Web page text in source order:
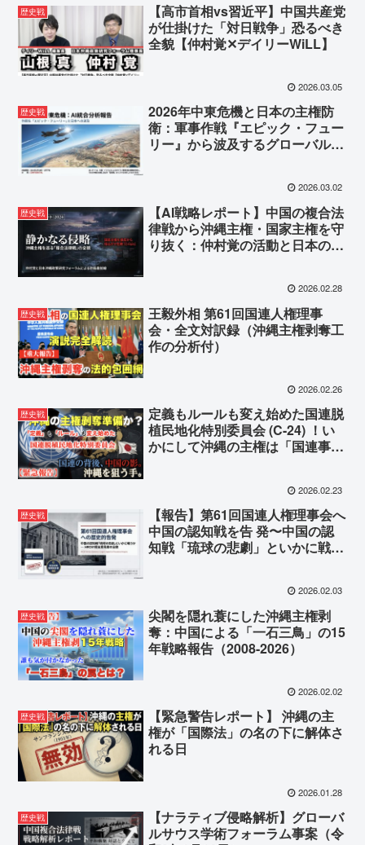
歴史戦
【高市首相vs習近平】中国共産党
が仕掛けた「対日戦争」恐るべき
全貌【仲村覚✕デイリーWiLL】
2026.03.05
歴史戦
2026年中東危機と日本の主権防
衛：軍事作戦『エピック・フュー
リー』から波及するグローバルな
2026.03.02
歴史戦
【AI戦略レポート】中国の複合法
律戦から沖縄主権・国家主権を守
り抜く：仲村覚の活動と日本の国
2026.02.28
歴史戦
王毅外相 第61回国連人権理事
会・全文対訳録（沖縄主権剥奪工
作の分析付）
2026.02.26
歴史戦
定義もルールも変え始めた国連脱
植民地化特別委員会 (C-24) ！い
かにして沖縄の主権は「国連事
2026.02.23
歴史戦
【報告】第61回国連人権理事会へ
中国の認知戦を告 発〜中国の認
知戦「琉球の悲劇」といかに戦う
2026.02.03
歴史戦
尖閣を隠れ蓑にした沖縄主権剥
奪：中国による「一石三鳥」の15
年戦略報告（2008-2026）
2026.02.02
歴史戦
【緊急警告レポート】 沖縄の主
権が「国際法」の名の下に解体さ
れる日
2026.01.28
歴史戦
【ナラティブ侵略解析】グローバ
ルサウス学術フォーラム事案（令